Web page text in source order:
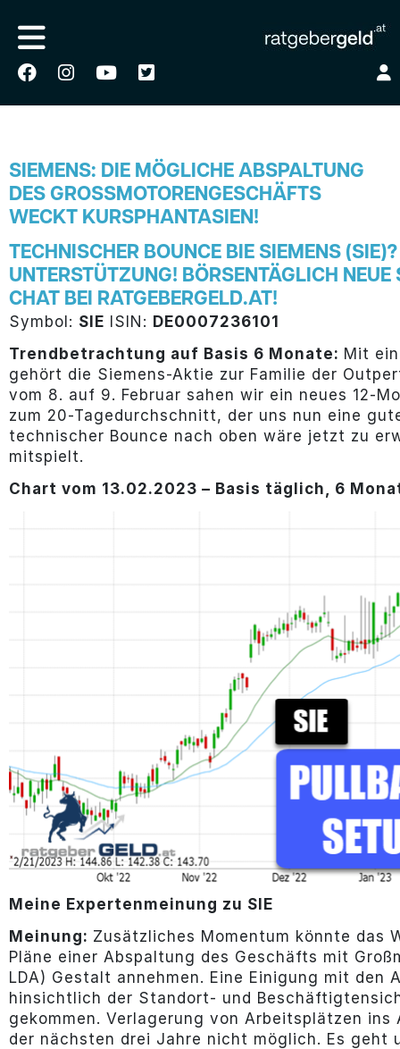
SIEMENS: DIE MÖGLICHE ABSPALTUNG
DES GROSSMOTORENGESCHÄFTS W
ECKT KURSPHANTASIEN!
TECHNISCHER BOUNCE BIE SIEMENS
UNTERSTÜTZUNG! BÖRSENTÄGLICH
CHAT BEI RATGEBERGELD.AT!
Symbol: SIE ISIN: DE0007236101
Trendbetrachtung auf Basis 6 Monate: Mit
gehört die Siemens-Aktie zur Familie der
vom 8. auf 9. Februar sahen wir ein neues 12-
zum 20-Tagedurchschnitt, der uns nun eine
technischer Bounce nach oben wäre jetzt zu
mitspielt.
Chart vom 13.02.2023 – Basis täglich, 6
Meine Expertenmeinung zu SIE
Meinung: Zusätzliches Momentum könnte das
Pläne einer Abspaltung des Geschäfts mit
LDA) Gestalt annehmen. Eine Einigung mit den
hinsichtlich der Standort- und
gekommen. Verlagerung von Arbeitsplätzen ins
der nächsten drei Jahre nicht möglich. Es geht